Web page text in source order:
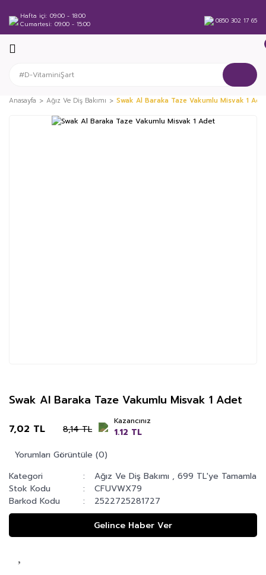
Hafta içi 09:00 - 18:00
Cumartesi 09:00 - 15:00 0850 302 17 65
Anasayfa Ağız Ve Diş Bakımı Swak Al Baraka Taze Vakumlu Misvak 1
Swak Al Baraka Taze Vakumlu Misvak 1 Adet
7,02 TL 8,14 TL
Kazancınız
1.12 TL
Yorumları Görüntüle (0)
Kategori
Ağız Ve Diş Bakımı ,699 TL'ye Tamamla
Stok Kodu
CFUVWX79
Barkod Kodu
2522725281727
Gelince Haber Ver